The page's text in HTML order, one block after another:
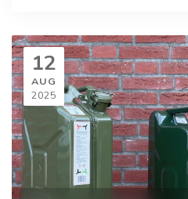
12
AUG
2025